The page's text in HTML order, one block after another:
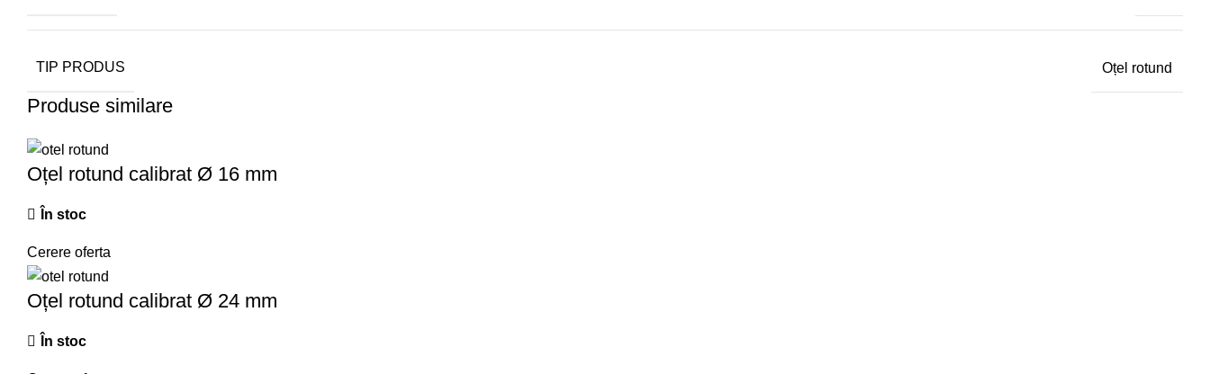
TIP PRODUS Oțel rotund
Produse similare
Oțel rotund calibrat Ø 16 mm
În stoc
Cerere oferta
Oțel rotund calibrat Ø 24 mm
În stoc